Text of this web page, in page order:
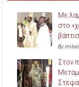
Με
στο
By
Στον